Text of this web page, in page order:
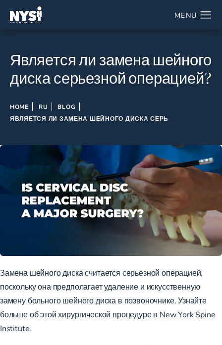
Является ли замена шейного
диска серьезной операцией?
HOME RU
BLOG
ЯВЛЯЕТСЯ ЛИ ЗАМЕНА ШЕЙНОГО ДИСКА СЕРЬ
Замена шейного диска считается серьезной операцией,
поскольку она предполагает удаление и искусственную
замену больного шейного диска в позвоночнике. Узнайте
больше об этой хирургической процедуре в New York Spine
Institute.